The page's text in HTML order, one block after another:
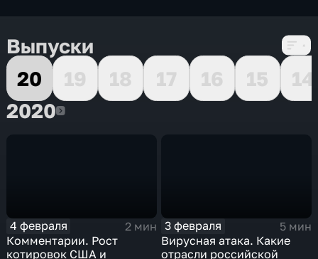
Выпуски
20
19 18 17 16 15
14
20202020
4 февраля
2 мин
Комментарии. Рост
котировок США и
3 февраля
5 мин
Вирусная атака. Какие
отрасли российской